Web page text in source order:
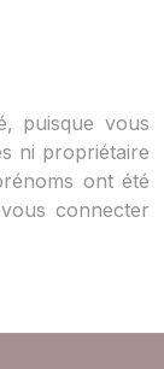
puisque vous
ni propriétaire
ont été
connecter